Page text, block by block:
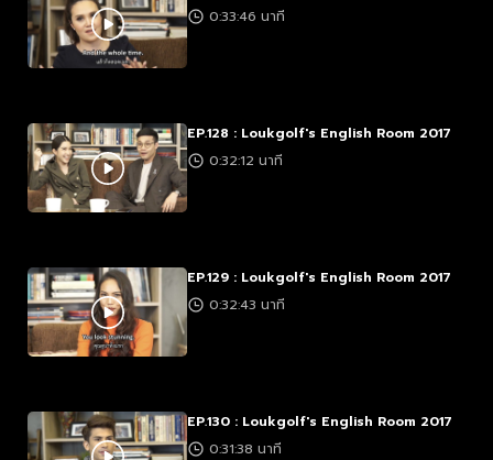
0:33:46 นาที
EP.128 : Loukgolf's English Room 2017
0:32:12 นาที
EP.129 : Loukgolf's English Room 2017
0:32:43 นาที
EP.130 : Loukgolf's English Room 2017
0:31:38 นาที